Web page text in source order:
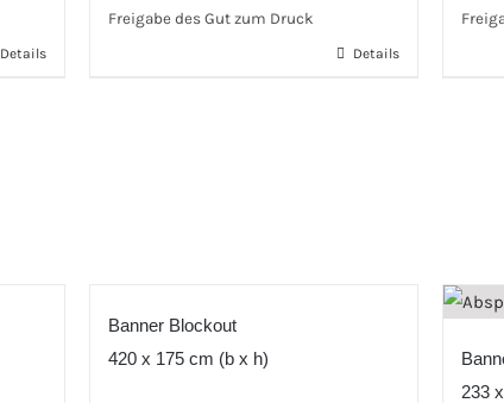
Details
Freigabe des Gut zum Druck
Details
Banner Blockout
420 x 175 cm (b x h)
233